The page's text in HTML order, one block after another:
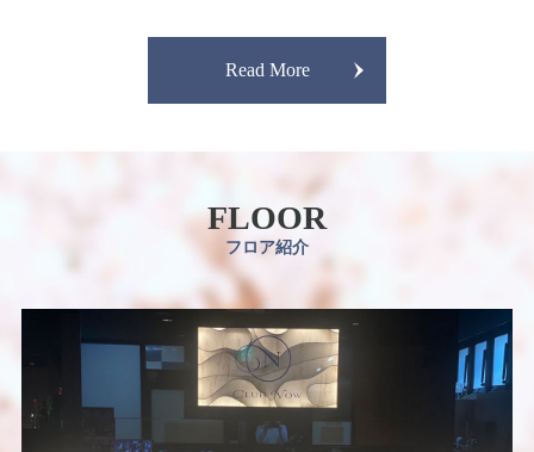
Read More
FLOOR
フロア紹介